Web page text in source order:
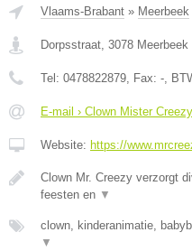
Vlaams-Brabant » Meerbeek
Dorpsstraat, 3078 Meerbeek
Tel: 0478822879, Fax: -,
E-mail › Clown Mister Creezy
Website: https://
Clown Mr. Creezy verzorgt
feesten en ▼
clown, kinderanimatie,
▼